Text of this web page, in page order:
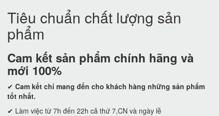
Tiêu chuẩn chất lượng sản
phẩm
Cam kết sản phẩm chính hãng và
mới 100%
✔ Cam kết chỉ mang đến cho khách hàng những sản phẩm
tốt nhất.
✔ Làm việc từ 7h đến 22h cả thứ 7,CN và ngày lễ